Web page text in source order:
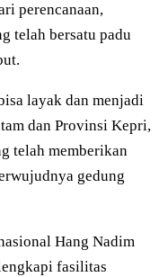
perencanaan,
telah bersatu padu
layak dan menjadi
dan Provinsi Kepri,
telah memberikan
gedung
Hang Nadim
fasilitas